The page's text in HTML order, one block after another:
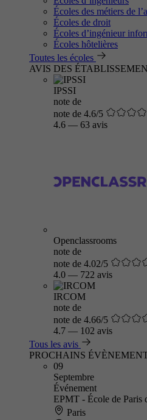
Écoles des métiers de
Écoles de droit
Écoles d’ingénieur
Écoles hôtelières
Toutes les écoles
AVIS DES
IPSSI
note de
note de 4.6/5
4.6 — 63 avis
Openclassrooms
note de
note de 4.02/5
4.0 — 722 avis
IRCOM
note de
note de 4.66/5
4.7 — 102 avis
Tous les avis
PROCHAINS
09
Septembre
Événement
EPMT - École de Paris
Paris